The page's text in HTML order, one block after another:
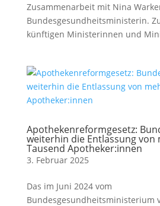
Zusammenarbeit mit Nina
Bundesgesundheitsministerin.
künftigen Ministerinnen und
Apothekenreformgesetz:
weiterhin die Entlassung von
Tausend Apotheker:innen
3. Februar 2025
Das im Juni 2024 vom
Bundesgesundheitsministerium